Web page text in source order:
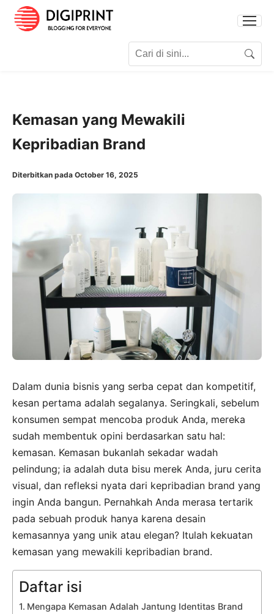
Search
Kemasan yang Mewakili
Kepribadian Brand
Diterbitkan pada October 16, 2025
Dalam dunia bisnis yang serba cepat dan kompetitif,
kesan pertama adalah segalanya. Seringkali, sebelum
konsumen sempat mencoba produk Anda, mereka
sudah membentuk opini berdasarkan satu hal:
kemasan. Kemasan bukanlah sekadar wadah
pelindung; ia adalah duta bisu merek Anda, juru cerita
visual, dan refleksi nyata dari kepribadian brand yang
ingin Anda bangun. Pernahkah Anda merasa tertarik
pada sebuah produk hanya karena desain
kemasannya yang unik atau elegan? Itulah kekuatan
kemasan yang mewakili kepribadian brand.
Daftar isi
Mengapa Kemasan Adalah Jantung Identitas Brand